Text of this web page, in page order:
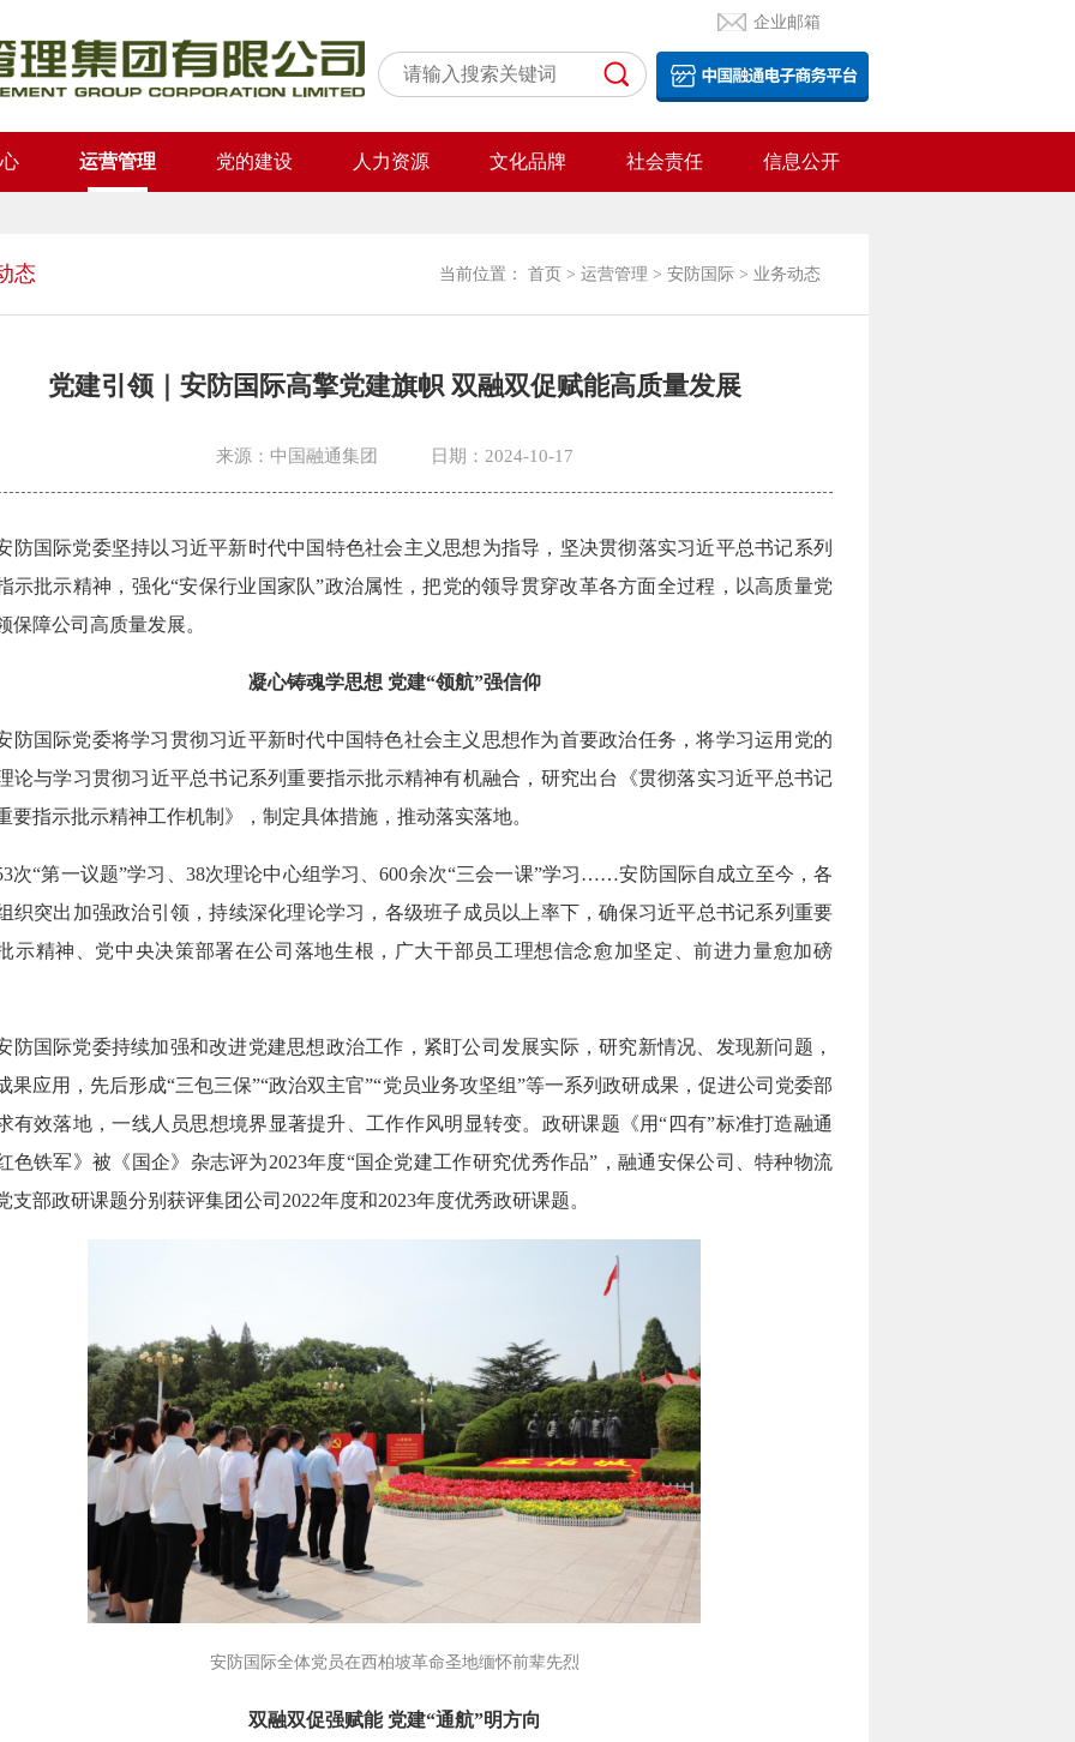
企业邮箱
运营管理 党的建设 人力资源 文化品牌 社会责任 信息公开
态 当前位置： 首页 > 运营管理 > 安防国际 > 业务动态
党建引领｜安防国际高擎党建旗帜 双融双促赋能高质量发展
来源：中国融通集团 日期：2024-10-17
国际党委坚持以习近平新时代中国特色社会主义思想为指导，坚决贯彻落实习近平总书记系列
示批示精神，强化“安保行业国家队”政治属性，把党的领导贯穿改革各方面全过程，以高质量党
保障公司高质量发展。
凝心铸魂学思想 党建“领航”强信仰
国际党委将学习贯彻习近平新时代中国特色社会主义思想作为首要政治任务，将学习运用党的
论与学习贯彻习近平总书记系列重要指示批示精神有机融合，研究出台《贯彻落实习近平总书记
要指示批示精神工作机制》，制定具体措施，推动落实落地。
“第一议题”学习、38次理论中心组学习、600余次“三会一课”学习……安防国际自成立至今，各
织突出加强政治引领，持续深化理论学习，各级班子成员以上率下，确保习近平总书记系列重要
示精神、党中央决策部署在公司落地生根，广大干部员工理想信念愈加坚定、前进力量愈加磅
国际党委持续加强和改进党建思想政治工作，紧盯公司发展实际，研究新情况、发现新问题，
果应用，先后形成“三包三保”“政治双主官”“党员业务攻坚组”等一系列政研成果，促进公司党委部
有效落地，一线人员思想境界显著提升、工作作风明显转变。政研课题《用“四有”标准打造融通
色铁军》被《国企》杂志评为2023年度“国企党建工作研究优秀作品”，融通安保公司、特种物流
支部政研课题分别获评集团公司2022年度和2023年度优秀政研课题。
安防国际全体党员在西柏坡革命圣地缅怀前辈先烈
双融双促强赋能 党建“通航”明方向